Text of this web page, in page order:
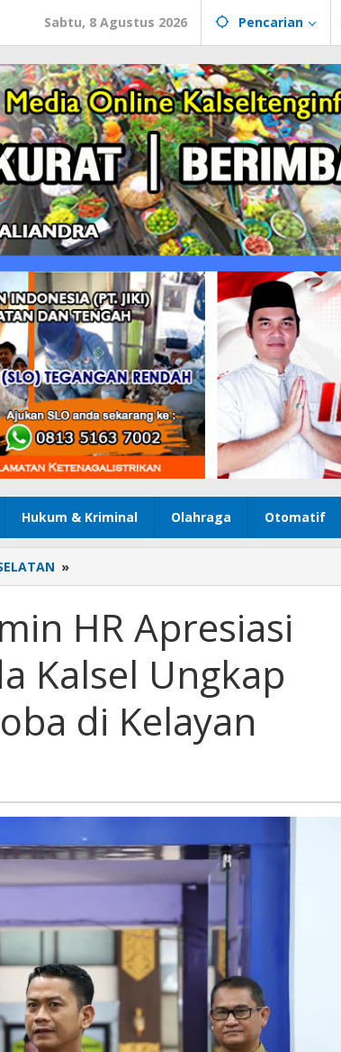
Sabtu, 8 Agustus 2026 Pencarian
Hukum & Kriminal Olahraga Otomatif
»
HM
HR
Apresiasi
Ditpolairud
Polda
Ungkap
Peredaran
HR Apresiasi
Kalsel Ungkap
di Kelayan